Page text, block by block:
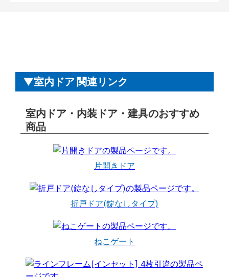
室内ドア 関連リンク
室内ドア・内装ドア・建具のおすすめ
商品
片開きドア
折戸ドア(錠なしタイプ)
ねこゲート